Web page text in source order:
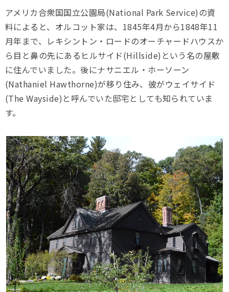
アメリカ合衆国国立公園局(National Park Service)の資
料によると、オルコット家は、1845年4月から1848年11
月年まで、レキシントン・ロードのオーチャードハウスか
ら目と鼻の先にあるヒルサイド(Hillside)という名の屋敷
に住んでいました。後にナサニエル・ホーソーン
(Nathaniel Hawthorne)が移り住み、彼がウェイサイド
(The Wayside)と呼んでいた邸宅としても知られていま
す。